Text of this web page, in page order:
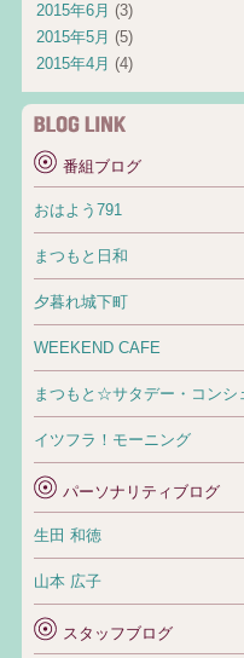
2015年6月 (3)
2015年5月 (5)
2015年4月 (4)
番組ブログ
おはよう791
まつもと日和
夕暮れ城下町
WEEKEND CAFE
まつもと☆サタデー・コンシ
イツフラ！モーニング
パーソナリティブログ
生田 和徳
山本 広子
スタッフブログ